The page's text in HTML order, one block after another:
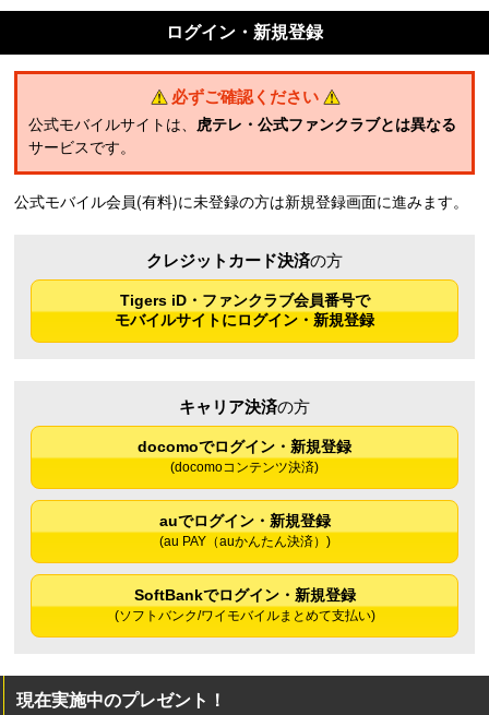
ログイン・新規登録
必ずご確認ください
公式モバイルサイトは、 虎テレ・公式ファンクラブとは異なる
サービスです。
公式モバイル会員(有料)に未登録の方は新規登録画面に進みます。
クレジットカード決済の方
Tigers iD・ファンクラブ会員番号で
モバイルサイトにログイン・新規登録
キャリア決済の方
docomoでログイン・新規登録
(docomoコンテンツ決済)
auでログイン・新規登録
(au PAY（auかんたん決済）)
SoftBankでログイン・新規登録
(ソフトバンク/ワイモバイルまとめて支払い)
現在実施中のプレゼント！